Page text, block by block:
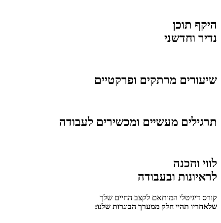
היקף תוכן
נדיר וחדשני
שיעורים מרתקים ופרקטיים
תרגילים מעשיים ומכשירים לעבודה
לווי והכנה
לראיונות ובעבודה
קורס דיגיטלי המותאם לקצב החיים שלך
שלאחריו תהיי חלק ממערך הבוגרות שלנו: